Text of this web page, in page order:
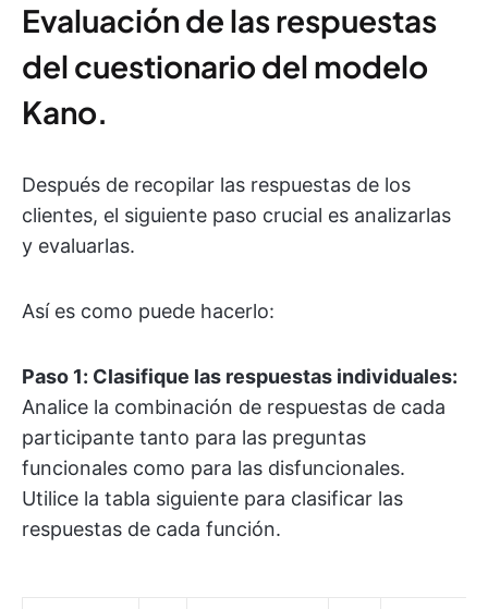
Evaluación de las respuestas
del cuestionario del modelo
Kano.
Después de recopilar las respuestas de los
clientes, el siguiente paso crucial es analizarlas
y evaluarlas.
Así es como puede hacerlo:
Paso 1: Clasifique las respuestas individuales:
Analice la combinación de respuestas de cada
participante tanto para las preguntas
funcionales como para las disfuncionales.
Utilice la tabla siguiente para clasificar las
respuestas de cada función.